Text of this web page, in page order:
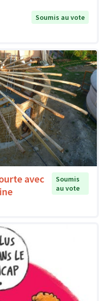
Soumis au vote
avec
Soumis
au vote